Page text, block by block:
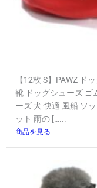
【12枚 S】PAWZ ド
靴 ドッグシューズ ゴ
ーズ 犬 快適 風船 ソ
ット 雨の […...
商品を見る